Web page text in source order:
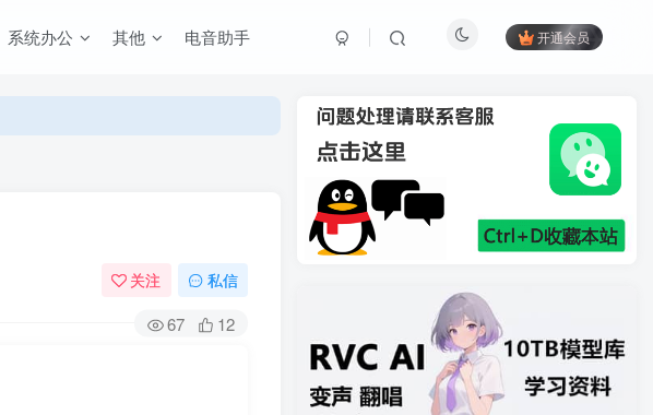
系统办公 其他 电音助手 开通会员
关注 私信
67 12